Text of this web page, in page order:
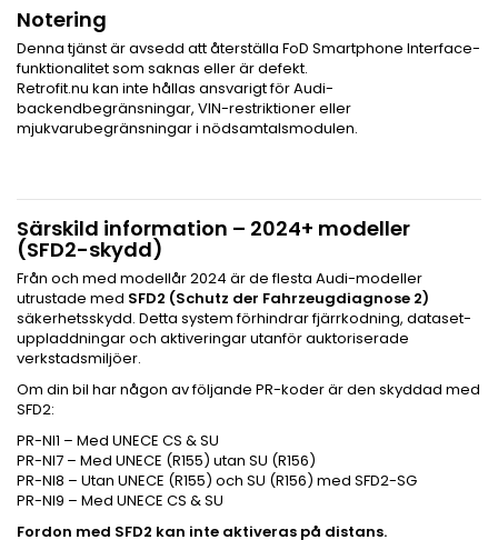
Notering
Denna tjänst är avsedd att återställa FoD Smartphone Interface-
funktionalitet som saknas eller är defekt.
Retrofit.nu kan inte hållas ansvarigt för Audi-
backendbegränsningar, VIN-restriktioner eller
mjukvarubegränsningar i nödsamtalsmodulen.
Särskild information – 2024+ modeller
(SFD2-skydd)
Från och med modellår 2024 är de flesta Audi-modeller
utrustade med SFD2 (Schutz der Fahrzeugdiagnose 2)
säkerhetsskydd. Detta system förhindrar fjärrkodning, dataset-
uppladdningar och aktiveringar utanför auktoriserade
verkstadsmiljöer.
Om din bil har någon av följande PR-koder är den skyddad med
SFD2:
PR-NI1 – Med UNECE CS & SU
PR-NI7 – Med UNECE (R155) utan SU (R156)
PR-NI8 – Utan UNECE (R155) och SU (R156) med SFD2-SG
PR-NI9 – Med UNECE CS & SU
Fordon med SFD2 kan inte aktiveras på distans.